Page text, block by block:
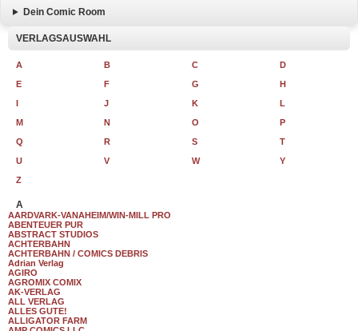
Dein Comic Room
VERLAGSAUSWAHL
A B C
D
E
F G
H
I
J K
L
M
N O
P
Q
R S
T
U
V W
Y
Z
A
AARDVARK-VANAHEIM/WIN-MILL PRO
ABENTEUER PUR
ABSTRACT STUDIOS
ACHTERBAHN
ACHTERBAHN / COMICS DEBRIS
Adrian Verlag
AGIRO
AGROMIX COMIX
AK-VERLAG
ALL VERLAG
ALLES GUTE!
ALLIGATOR FARM